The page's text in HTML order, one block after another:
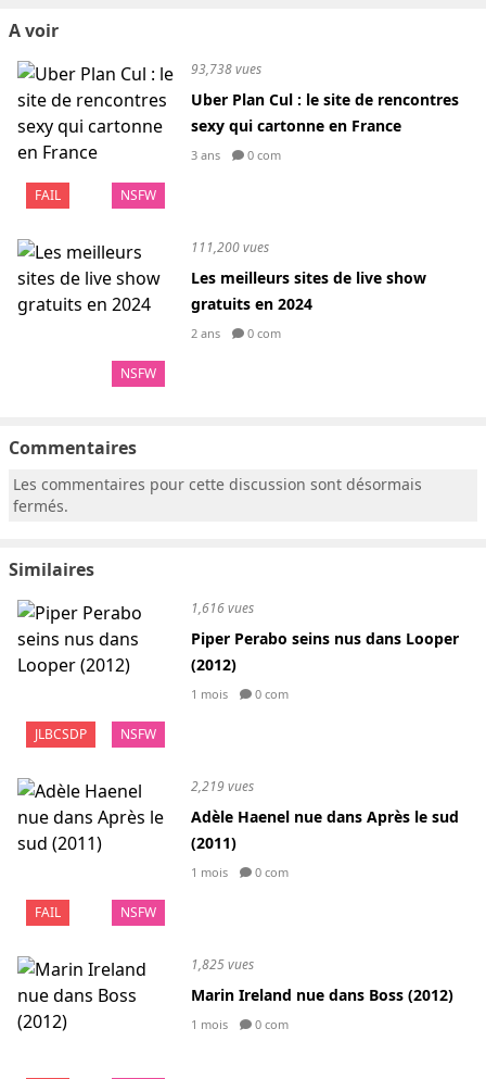
A voir
FAIL NSFW
93,738 vues
Uber Plan Cul : le site de rencontres
sexy qui cartonne en France
3 ans 0 com
NSFW
111,200 vues
Les meilleurs sites de live show
gratuits en 2024
2 ans 0 com
Commentaires
Les commentaires pour cette discussion sont désormais
fermés.
Similaires
JLBCSDP NSFW
1,616 vues
Piper Perabo seins nus dans Looper
(2012)
1 mois 0 com
FAIL NSFW
2,219 vues
Adèle Haenel nue dans Après le sud
(2011)
1 mois 0 com
1,825 vues
Marin Ireland nue dans Boss (2012)
1 mois 0 com